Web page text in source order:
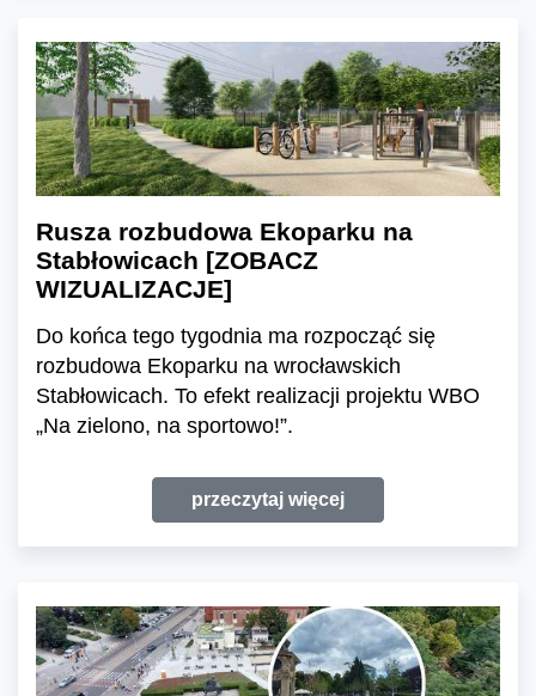
Rusza rozbudowa Ekoparku na
Stabłowicach [ZOBACZ
WIZUALIZACJE]
Do końca tego tygodnia ma rozpocząć się
rozbudowa Ekoparku na wrocławskich
Stabłowicach. To efekt realizacji projektu WBO
„Na zielono, na sportowo!”.
przeczytaj więcej